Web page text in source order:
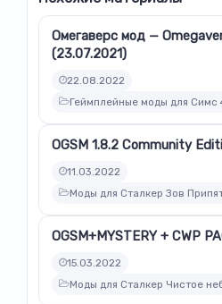
Омегаверс мод —
(23.07.2021)
22.08.2022
Геймплейные моды для
OGSM 1.8.2 Community
11.03.2022
Моды для Сталкер Зов
OGSM+MYSTERY + CWP
15.03.2022
Моды для Сталкер Чистое